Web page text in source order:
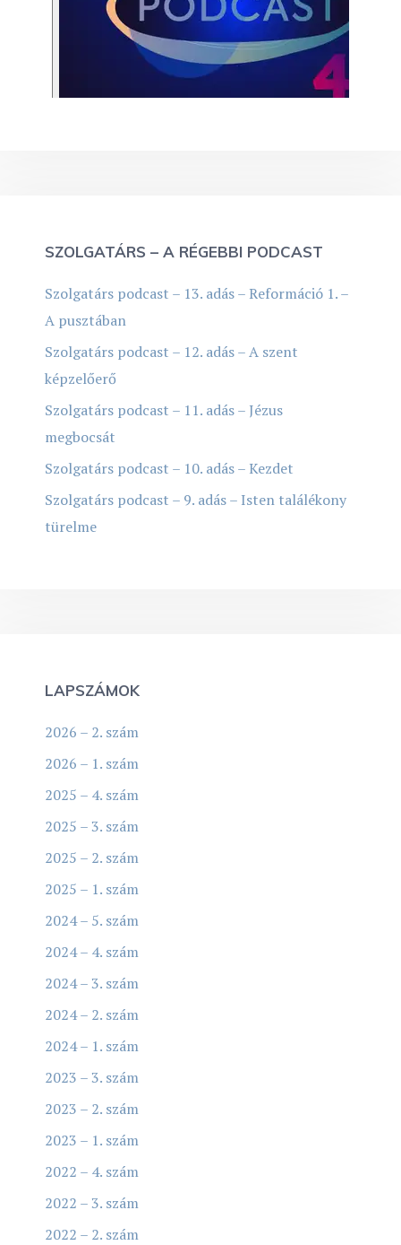
SZOLGATÁRS – A RÉGEBBI PODCAST
Szolgatárs podcast – 13. adás – Reformáció 1. –
A pusztában
Szolgatárs podcast – 12. adás – A szent
képzelőerő
Szolgatárs podcast – 11. adás – Jézus
megbocsát
Szolgatárs podcast – 10. adás – Kezdet
Szolgatárs podcast – 9. adás – Isten találékony
türelme
LAPSZÁMOK
2026 – 2. szám
2026 – 1. szám
2025 – 4. szám
2025 – 3. szám
2025 – 2. szám
2025 – 1. szám
2024 – 5. szám
2024 – 4. szám
2024 – 3. szám
2024 – 2. szám
2024 – 1. szám
2023 – 3. szám
2023 – 2. szám
2023 – 1. szám
2022 – 4. szám
2022 – 3. szám
2022 – 2. szám